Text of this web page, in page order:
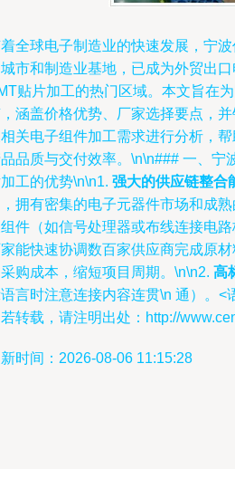
全球电子制造业的快速发展，宁
市和制造业基地，已成为外贸出
贴片加工的热门区域。本文旨在
涵盖价格优势、厂家选择要点，
关电子组件加工需求进行分析，
品质与交付效率。\n\n### 一、宁
工的优势\n\n1. 强大的供应链整合
拥有密集的电子元器件市场和成
件（如信号处理器或布线连接电
能快速协调数百家供应商完成原
购成本，缩短项目周期。\n\n2. 高
言时注意连接内容连贯\n 通）。<
转载，请注明出处：http://
时间：2026-08-06 11:15:28